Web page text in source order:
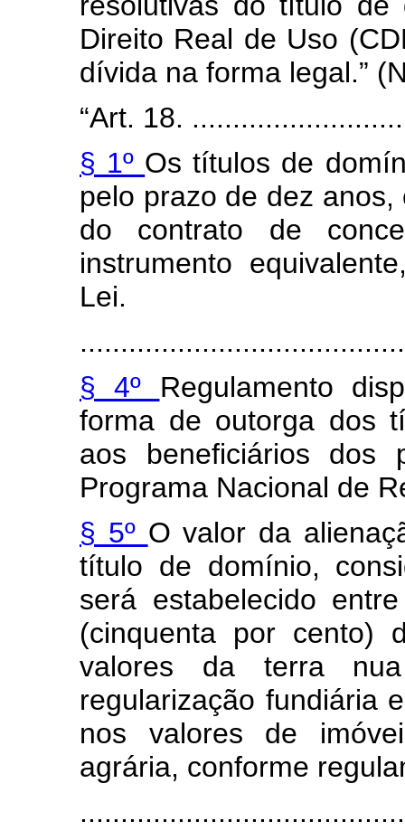
Direito Real de Uso
dívida na forma legal.”
“Art. 18.
§ 1º Os títulos de
pelo prazo de dez
do contrato de
instrumento
Lei.
§ 4º Regulamento
forma de outorga dos
aos beneficiários dos
Programa Nacional de
§ 5º O valor da
título de domínio,
será estabelecido
(cinquenta por cento)
valores da terra
regularização fundiária
nos valores de
agrária, conforme